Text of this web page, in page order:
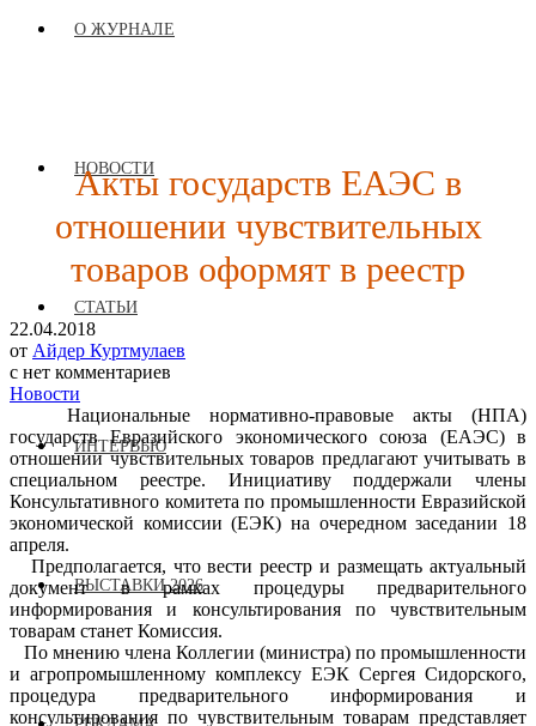
О ЖУРНАЛЕ
НОВОСТИ
СТАТЬИ
ИНТЕРВЬЮ
ВЫСТАВКИ 2026
Акты государств ЕАЭС в
отношении чувствительных
товаров оформят в реестр
22.04.2018
от Айдер Куртмулаев
с нет комментариев
Новости
Национальные нормативно-правовые акты (НПА)
государств Евразийского экономического союза (ЕАЭС) в
отношении чувствительных товаров предлагают учитывать в
специальном реестре. Инициативу поддержали члены
Консультативного комитета по промышленности Евразийской
экономической комиссии (ЕЭК) на очередном заседании 18
апреля.
Предполагается, что вести реестр и размещать актуальный
документ в рамках процедуры предварительного
информирования и консультирования по чувствительным
товарам станет Комиссия.
По мнению члена Коллегии (министра) по промышленности
и агропромышленному комплексу ЕЭК Сергея Сидорского,
процедура предварительного информирования и
консультирования по чувствительным товарам представляет